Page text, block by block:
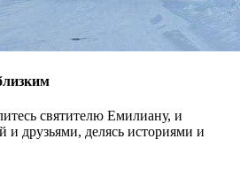
святителю Емилиану, и
и друзьями, делясь историями и